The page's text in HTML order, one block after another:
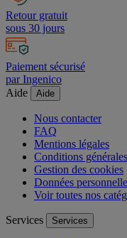
Retour gratuit
sous 30 jours
Paiement sécurisé
par Ingenico
Aide
Aide
Nous contacter
FAQ
Mentions légales
Conditions
Gestion des cookies
Données
Voir toutes nos
Services Services